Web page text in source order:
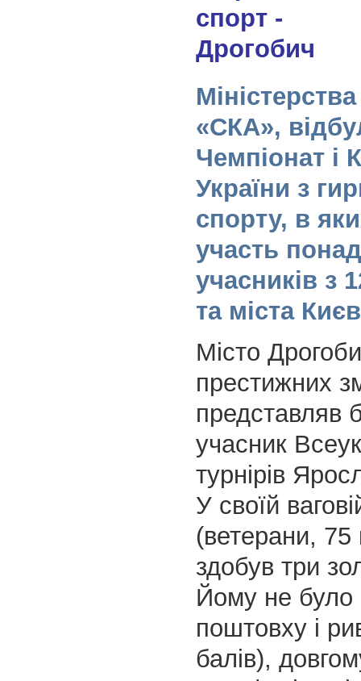
«СКА»,
Чемпіонат і
України з
спорту, в
участь
учасників з
та міста
Місто
престижних
представляв
учасник
турнірів
У своїй
(ветерани, 75
здобув три
Йому не було
поштовху і
балів),